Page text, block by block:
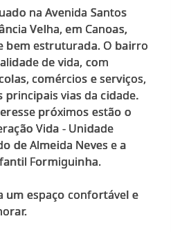
na Avenida Santos
Velha, em Canoas,
bem estruturada. O bairro
de vida, com
comércios e serviços,
principais vias da cidade.
próximos estão o
Vida - Unidade
de Almeida Neves e a
Formiguinha.
um espaço confortável e
bem localizado para morar.